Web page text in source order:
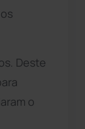
Deste
o